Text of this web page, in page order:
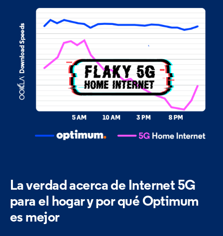
La verdad acerca de Internet 5G
para el hogar y por qué Optimum
es mejor